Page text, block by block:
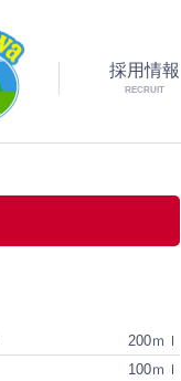
採用情報
RECRUIT
200ｍｌ
100ｍｌ